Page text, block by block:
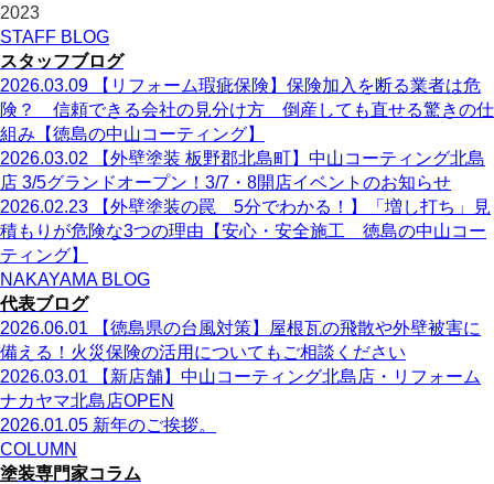
2023
STAFF BLOG
スタッフブログ
2026.03.09
【リフォーム瑕疵保険】保険加入を断る業者は危
険？ 信頼できる会社の見分け方 倒産しても直せる驚きの仕
組み【徳島の中山コーティング】
2026.03.02
【外壁塗装 板野郡北島町】中山コーティング北島
店 3/5グランドオープン！3/7・8開店イベントのお知らせ
2026.02.23
【外壁塗装の罠 5分でわかる！】「増し打ち」見
積もりが危険な3つの理由【安心・安全施工 徳島の中山コー
ティング】
NAKAYAMA BLOG
代表ブログ
2026.06.01
【徳島県の台風対策】屋根瓦の飛散や外壁被害に
備える！火災保険の活用についてもご相談ください
2026.03.01
【新店舗】中山コーティング北島店・リフォーム
ナカヤマ北島店OPEN
2026.01.05 新年のご挨拶。
COLUMN
塗装専門家コラム